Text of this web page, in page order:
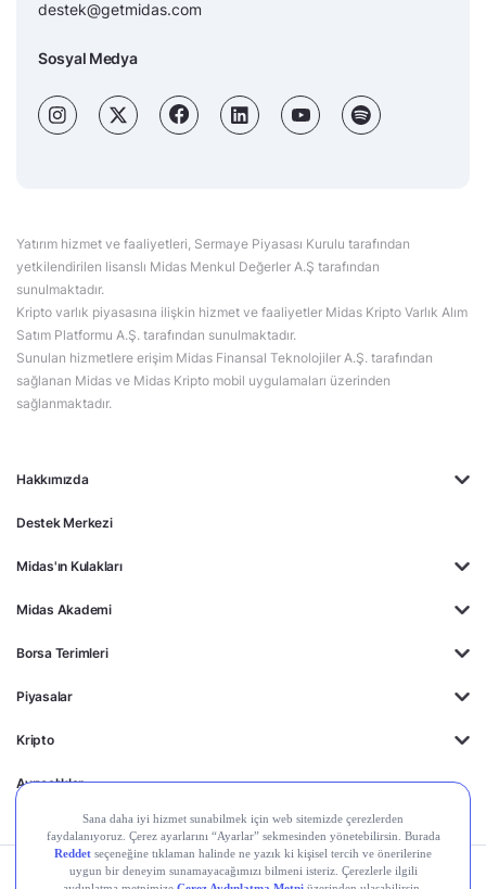
Hakkımızda
Destek Merkezi
Midas'ın Kulakları
Midas Akademi
Borsa Terimleri
Piyasalar
Kripto
Ayrıcalıklar
destek@getmidas.com
Sosyal Medya
Yatırım hizmet ve faaliyetleri, Sermaye Piyasası Kurulu tarafından
yetkilendirilen lisanslı Midas Menkul Değerler A.Ş tarafından
sunulmaktadır.
Kripto varlık piyasasına ilişkin hizmet ve faaliyetler Midas Kripto Varlık Alım
Satım Platformu A.Ş. tarafından sunulmaktadır.
Sunulan hizmetlere erişim Midas Finansal Teknolojiler A.Ş. tarafından
sağlanan Midas ve Midas Kripto mobil uygulamaları üzerinden
sağlanmaktadır.